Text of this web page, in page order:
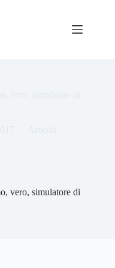
vero, simulatore di